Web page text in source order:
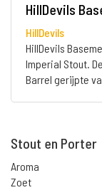
HillDevils
HillDevils
HillDevils
Imperial Stout.
Barrel gerijpte
Stout en Porter
Aroma
Zoet